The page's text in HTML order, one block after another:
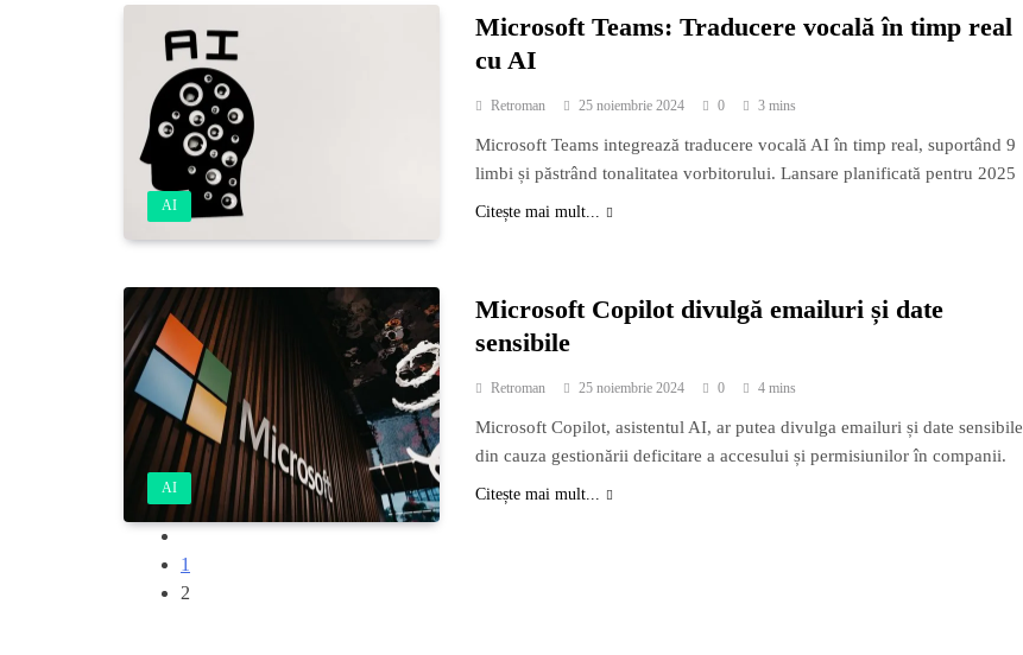
AI
Microsoft Teams: Traducere vocală în timp real
cu AI
Retroman 25 noiembrie 2024 0 3 mins
Microsoft Teams integrează traducere vocală AI în timp real, suportând 9
limbi și păstrând tonalitatea vorbitorului. Lansare planificată pentru 2025
Citește mai mult...
AI
Microsoft Copilot divulgă emailuri și date
sensibile
Retroman 25 noiembrie 2024 0 4 mins
Microsoft Copilot, asistentul AI, ar putea divulga emailuri și date sensibile
din cauza gestionării deficitare a accesului și permisiunilor în companii.
Citește mai mult...
1
2